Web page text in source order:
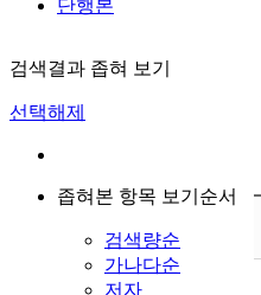
단행본
검색결과 좁혀 보기
선택해제
좁혀본 항목 보기순서
검색량순
가나다순
저자